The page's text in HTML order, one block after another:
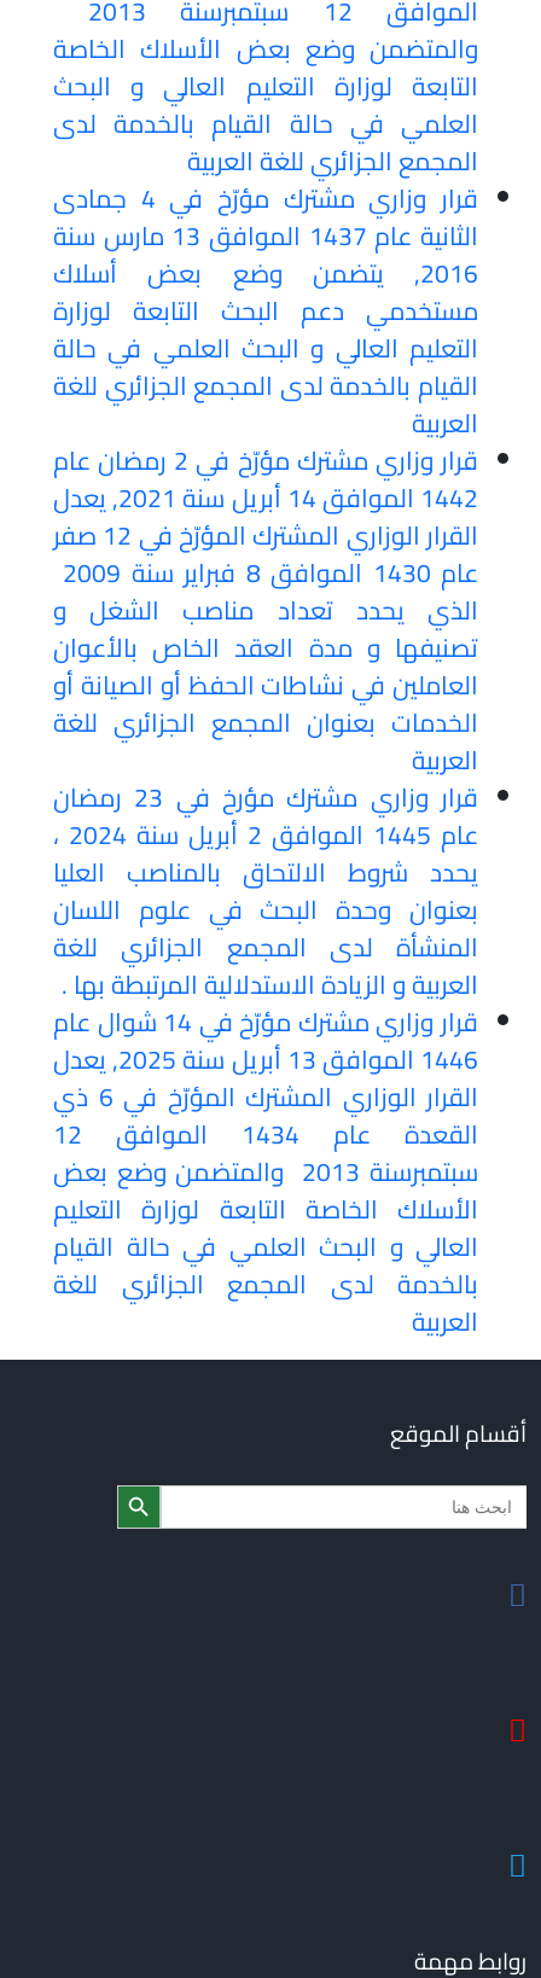
والمتضمن وضع بعض الأسلاك الخاصة
التابعة لوزارة التعليم العالي و البحث
العلمي في حالة القيام بالخدمة لدى
المجمع الجزائري للغة العربية
قرار وزاري مشترك مؤرّخ في 4 جمادى
الثانية عام 1437 الموافق 13 مارس سنة
2016, يتضمن وضع بعض أسلاك
مستخدمي دعم البحث التابعة لوزارة
التعليم العالي و البحث العلمي في حالة
القيام بالخدمة لدى المجمع الجزائري للغة
العربية
قرار وزاري مشترك مؤرّخ في 2 رمضان عام
1442 الموافق 14 أبريل سنة 2021, يعدل
القرار الوزاري المشترك المؤرّخ في 12 صفر
الذي يحدد تعداد مناصب الشغل و
تصنيفها و مدة العقد الخاص بالأعوان
العاملين في نشاطات الحفظ أو الصيانة أو
الخدمات بعنوان المجمع الجزائري للغة
العربية
قرار وزاري مشترك مؤرخ في 23 رمضان
عام 1445 الموافق 2 أبريل سنة 2024 ،
يحدد شروط الالتحاق بالمناصب العليا
بعنوان وحدة البحث في علوم اللسان
المنشأة لدى المجمع الجزائري للغة
العربية و الزيادة الاستدلالية المرتبطة بها .
قرار وزاري مشترك مؤرّخ في 14 شوال عام
1446 الموافق 13 أبريل سنة 2025, يعدل
القرار الوزاري المشترك المؤرّخ في 6 ذي
القعدة عام 1434 الموافق 12
سبتمبرسنة 2013 والمتضمن وضع بعض
الأسلاك الخاصة التابعة لوزارة التعليم
العالي و البحث العلمي في حالة القيام
بالخدمة لدى المجمع الجزائري للغة
العربية
أقسام الموقع
Search
for:
Search Button
روابط مهمة